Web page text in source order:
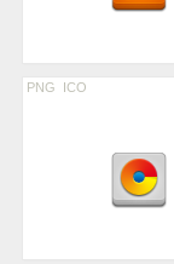
PNG ICO